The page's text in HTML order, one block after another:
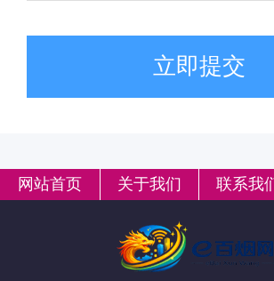
立即提交
网站首页 关于我们 联系我